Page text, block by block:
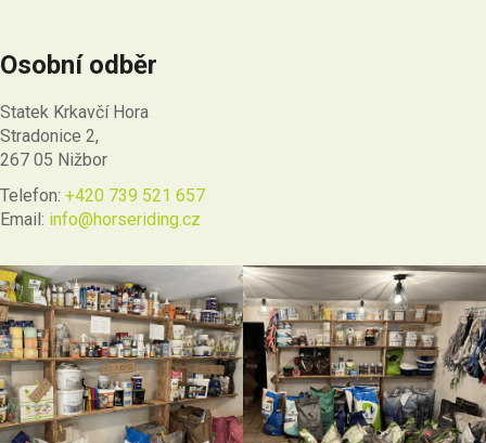
Osobní odběr
Statek Krkavčí Hora
Stradonice 2,
267 05 Nižbor
Telefon: +420 739 521 657
Email: info@horseriding.cz